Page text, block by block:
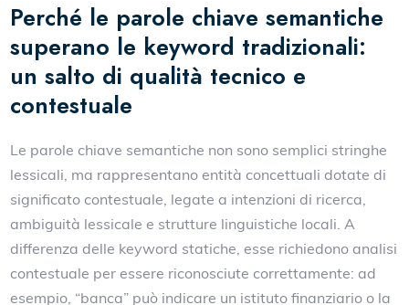
Perché le parole chiave semantiche
superano le keyword tradizionali:
un salto di qualità tecnico e
contestuale
Le parole chiave semantiche non sono semplici stringhe
lessicali, ma rappresentano entità concettuali dotate di
significato contestuale, legate a intenzioni di ricerca,
ambiguità lessicale e strutture linguistiche locali. A
differenza delle keyword statiche, esse richiedono analisi
contestuale per essere riconosciute correttamente: ad
esempio, “banca” può indicare un istituto finanziario o la